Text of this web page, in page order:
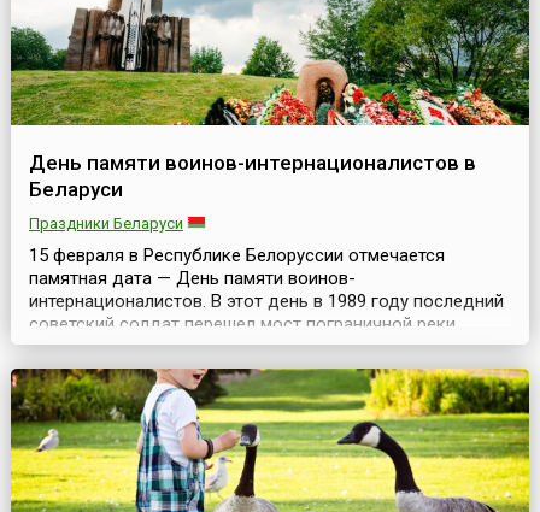
День памяти воинов-интернационалистов в
Беларуси
Праздники Беларуси
15 февраля в Республике Белоруссии отмечается
памятная дата — День памяти воинов-
интернационалистов. В этот день в 1989 году последний
советский солдат перешел мост пограничной реки
Амударья под Термезом — завершился вывод советских
войск из Афганистана. Война в Афганистане длилась 9
лет 1 месяц и 18 дней.Свыше 14 тысяч советских воинов
погибли на чужой земле, 6 тысяч скончались
впоследствии о...